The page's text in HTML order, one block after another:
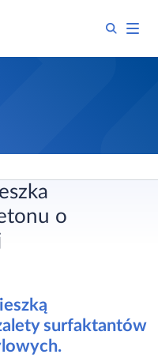
o
surfaktantów